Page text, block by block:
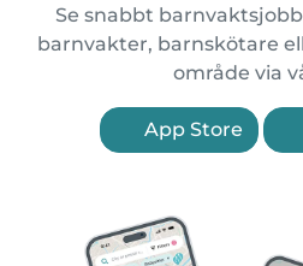
Se snabbt
barnvakter, barnskötare
område via
App Store